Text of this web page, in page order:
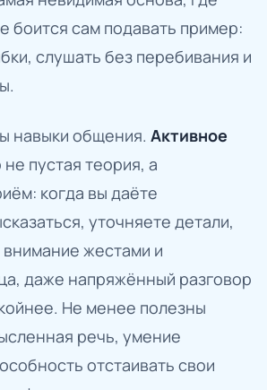
боится сам подавать пример:
слушать без перебивания и
навыки общения. Активное
пустая теория, а
когда вы даёте
уточняете детали,
жестами и
даже напряжённый разговор
Не менее полезны
речь, умение
отстаивать свои